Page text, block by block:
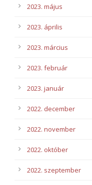
2023. május
2023. április
2023. március
2023. február
2023. január
2022. december
2022. november
2022. október
2022. szeptember